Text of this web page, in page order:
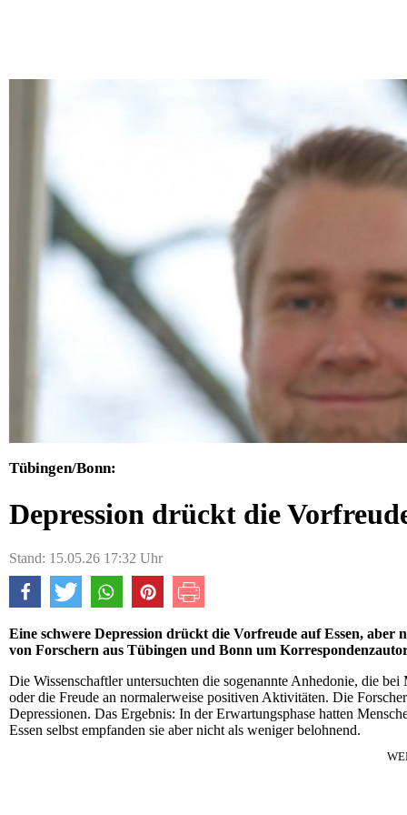
Tübingen/Bonn:
Depression drückt die
Stand: 15.05.26 17:32 Uhr
Eine schwere Depression drückt die Vorfreude auf Essen,
von Forschern aus Tübingen und Bonn um
Die Wissenschaftler untersuchten die sogenannte Anhedonie, die
oder die Freude an normalerweise positiven Aktivitäten. Die
Depressionen. Das Ergebnis: In der Erwartungsphase hatten
Essen selbst empfanden sie aber nicht als weniger belohnend.